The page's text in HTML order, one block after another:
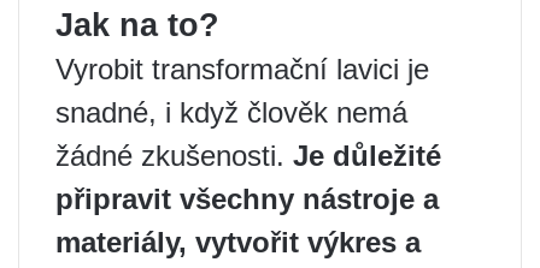
Jak na to?
Vyrobit transformační lavici je
snadné, i když člověk nemá
žádné zkušenosti. Je důležité
připravit všechny nástroje a
materiály, vytvořit výkres a